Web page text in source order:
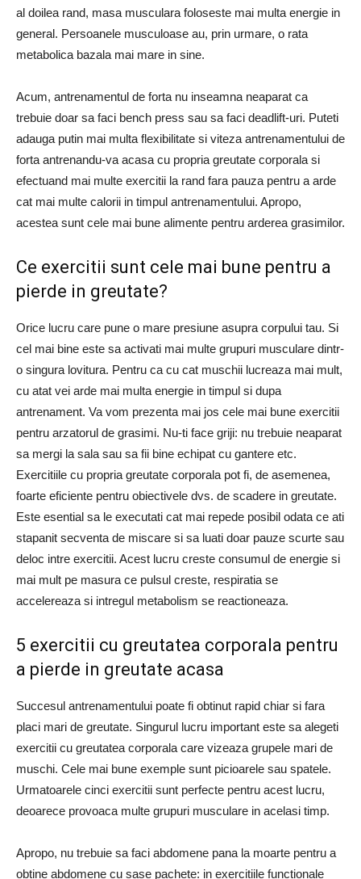
al doilea rand, masa musculara foloseste mai multa energie in
general. Persoanele musculoase au, prin urmare, o rata
metabolica bazala mai mare in sine.
Acum, antrenamentul de forta nu inseamna neaparat ca
trebuie doar sa faci bench press sau sa faci deadlift-uri. Puteti
adauga putin mai multa flexibilitate si viteza antrenamentului de
forta antrenandu-va acasa cu propria greutate corporala si
efectuand mai multe exercitii la rand fara pauza pentru a arde
cat mai multe calorii in timpul antrenamentului. Apropo,
acestea sunt cele mai bune alimente pentru arderea grasimilor.
Ce exercitii sunt cele mai bune pentru a
pierde in greutate?
Orice lucru care pune o mare presiune asupra corpului tau. Si
cel mai bine este sa activati mai multe grupuri musculare dintr-
o singura lovitura. Pentru ca cu cat muschii lucreaza mai mult,
cu atat vei arde mai multa energie in timpul si dupa
antrenament. Va vom prezenta mai jos cele mai bune exercitii
pentru arzatorul de grasimi. Nu-ti face griji: nu trebuie neaparat
sa mergi la sala sau sa fii bine echipat cu gantere etc.
Exercitiile cu propria greutate corporala pot fi, de asemenea,
foarte eficiente pentru obiectivele dvs. de scadere in greutate.
Este esential sa le executati cat mai repede posibil odata ce ati
stapanit secventa de miscare si sa luati doar pauze scurte sau
deloc intre exercitii. Acest lucru creste consumul de energie si
mai mult pe masura ce pulsul creste, respiratia se
accelereaza si intregul metabolism se reactioneaza.
5 exercitii cu greutatea corporala pentru
a pierde in greutate acasa
Succesul antrenamentului poate fi obtinut rapid chiar si fara
placi mari de greutate. Singurul lucru important este sa alegeti
exercitii cu greutatea corporala care vizeaza grupele mari de
muschi. Cele mai bune exemple sunt picioarele sau spatele.
Urmatoarele cinci exercitii sunt perfecte pentru acest lucru,
deoarece provoaca multe grupuri musculare in acelasi timp.
Apropo, nu trebuie sa faci abdomene pana la moarte pentru a
obtine abdomene cu sase pachete: in exercitiile functionale